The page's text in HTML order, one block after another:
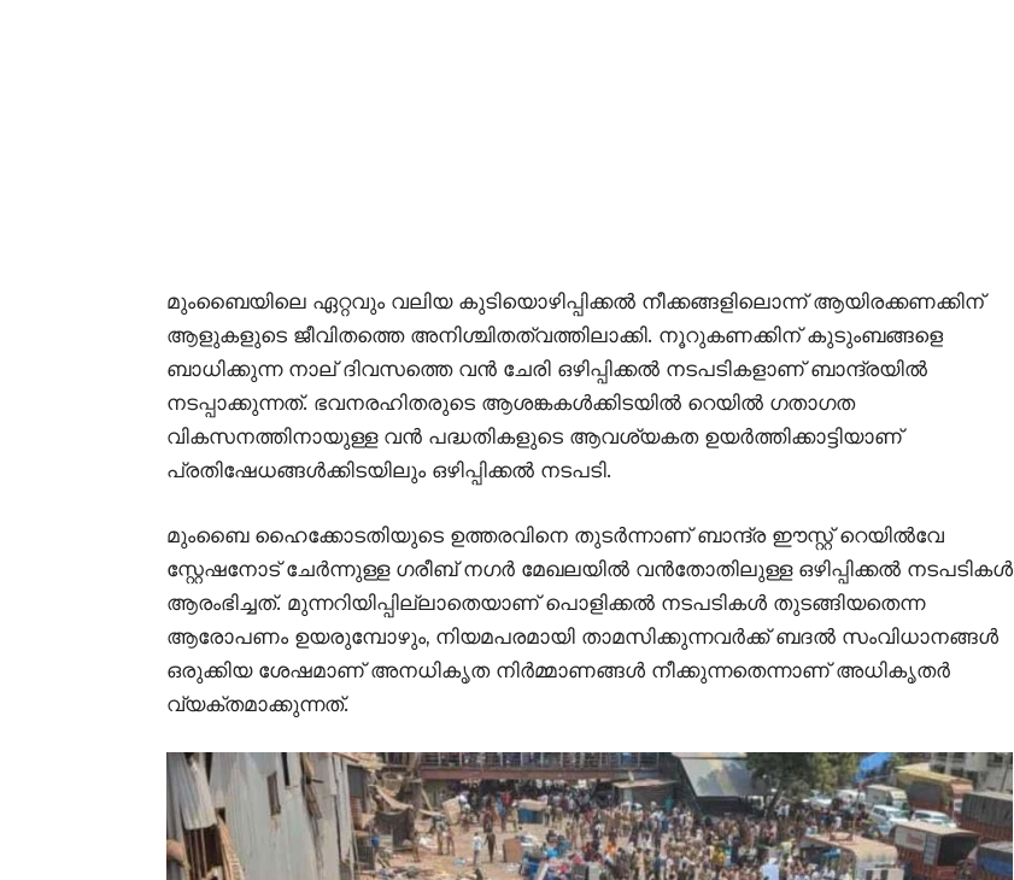
മുംബൈയിലെ ഏറ്റവും വലിയ കുടിയൊഴിപ്പിക്കൽ നീക്കങ്ങളിലൊന്ന് ആയിരക്കണക്കിന്
ആളുകളുടെ ജീവിതത്തെ അനിശ്ചിതത്വത്തിലാക്കി. നൂറുകണക്കിന് കുടുംബങ്ങളെ
ബാധിക്കുന്ന നാല് ദിവസത്തെ വൻ ചേരി ഒഴിപ്പിക്കൽ നടപടികളാണ് ബാന്ദ്രയിൽ
നടപ്പാക്കുന്നത്. ഭവനരഹിതരുടെ ആശങ്കകൾക്കിടയിൽ റെയിൽ ഗതാഗത
വികസനത്തിനായുള്ള വൻ പദ്ധതികളുടെ ആവശ്യകത ഉയർത്തിക്കാട്ടിയാണ്
പ്രതിഷേധങ്ങൾക്കിടയിലും ഒഴിപ്പിക്കൽ നടപടി.
മുംബൈ ഹൈക്കോടതിയുടെ ഉത്തരവിനെ തുടർന്നാണ് ബാന്ദ്ര ഈസ്റ്റ് റെയിൽവേ
സ്റ്റേഷനോട് ചേർന്നുള്ള ഗരീബ് നഗർ മേഖലയിൽ വൻതോതിലുള്ള ഒഴിപ്പിക്കൽ നടപടികൾ
ആരംഭിച്ചത്. മുന്നറിയിപ്പില്ലാതെയാണ് പൊളിക്കൽ നടപടികൾ തുടങ്ങിയതെന്ന
ആരോപണം ഉയരുമ്പോഴും, നിയമപരമായി താമസിക്കുന്നവർക്ക് ബദൽ സംവിധാനങ്ങൾ
ഒരുക്കിയ ശേഷമാണ് അനധികൃത നിർമ്മാണങ്ങൾ നീക്കുന്നതെന്നാണ് അധികൃതർ
വ്യക്തമാക്കുന്നത്.